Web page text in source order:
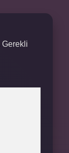
Gerekli